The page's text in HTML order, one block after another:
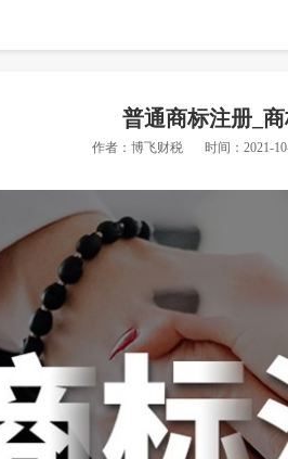
普通商标注册_
作者： 博飞财税 时间：2021-